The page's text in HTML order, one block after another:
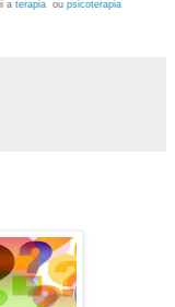
a terapia ou psicoterapia